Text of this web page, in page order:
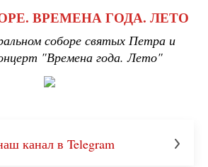
ВРЕМЕНА ГОДА. ЛЕТО
соборе святых Петра и
"Времена года. Лето"
канал в Telegram